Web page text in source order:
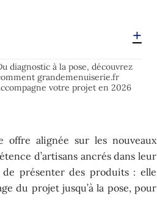
diagnostic à la pose, découvrez
grandemenuiserie.fr
votre projet en 2026
offre alignée sur les nouveaux
d’artisans ancrés dans leur
présenter des produits : elle
du projet jusqu’à la pose, pour